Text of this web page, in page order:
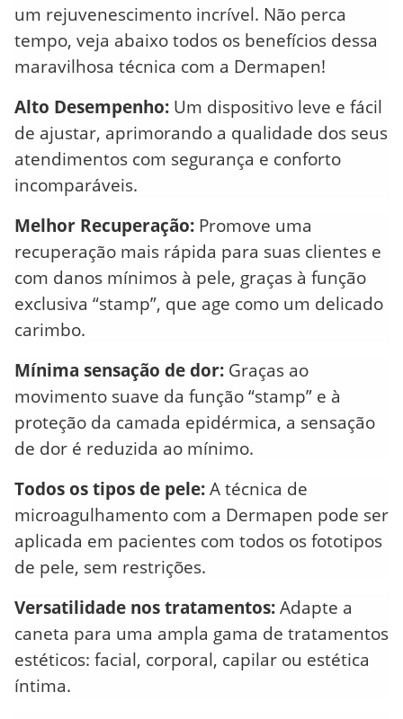
um rejuvenescimento incrível. Não perca
tempo, veja abaixo todos os benefícios dessa
maravilhosa técnica com a Dermapen!
Alto Desempenho: Um dispositivo leve e fácil
de ajustar, aprimorando a qualidade dos seus
atendimentos com segurança e conforto
incomparáveis.
Melhor Recuperação: Promove uma
recuperação mais rápida para suas clientes e
com danos mínimos à pele, graças à função
exclusiva “stamp”, que age como um delicado
carimbo.
Mínima sensação de dor: Graças ao
movimento suave da função “stamp” e à
proteção da camada epidérmica, a sensação
de dor é reduzida ao mínimo.
Todos os tipos de pele: A técnica de
microagulhamento com a Dermapen pode ser
aplicada em pacientes com todos os fototipos
de pele, sem restrições.
Versatilidade nos tratamentos: Adapte a
caneta para uma ampla gama de tratamentos
estéticos: facial, corporal, capilar ou estética
íntima.